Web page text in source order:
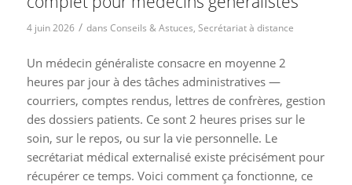
4 juin 2026 / dans Conseils & Astuces, Secrétariat à distance
Un médecin généraliste consacre en moyenne 2
heures par jour à des tâches administratives —
courriers, comptes rendus, lettres de confrères, gestion
des dossiers patients. Ce sont 2 heures prises sur le
soin, sur le repos, ou sur la vie personnelle. Le
secrétariat médical externalisé existe précisément pour
récupérer ce temps. Voici comment ça fonctionne, ce